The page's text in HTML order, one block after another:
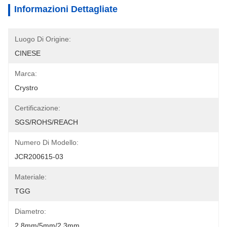
Informazioni Dettagliate
Luogo Di Origine:
CINESE
Marca:
Crystro
Certificazione:
SGS/ROHS/REACH
Numero Di Modello:
JCR200615-03
Materiale:
TGG
Diametro: